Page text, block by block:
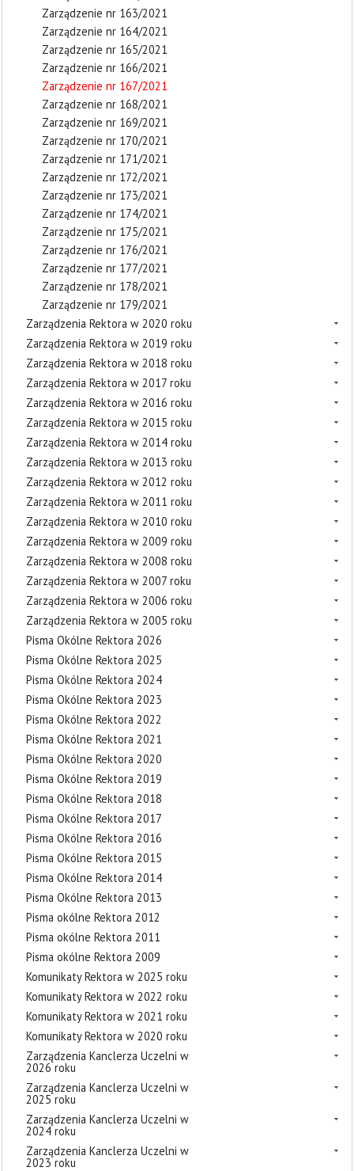
Zarządzenie nr 163/2021
Zarządzenie nr 164/2021
Zarządzenie nr 165/2021
Zarządzenie nr 166/2021
Zarządzenie nr 167/2021
Zarządzenie nr 168/2021
Zarządzenie nr 169/2021
Zarządzenie nr 170/2021
Zarządzenie nr 171/2021
Zarządzenie nr 172/2021
Zarządzenie nr 173/2021
Zarządzenie nr 174/2021
Zarządzenie nr 175/2021
Zarządzenie nr 176/2021
Zarządzenie nr 177/2021
Zarządzenie nr 178/2021
Zarządzenie nr 179/2021
Zarządzenia Rektora w 2020 roku
Zarządzenia Rektora w 2019 roku
Zarządzenia Rektora w 2018 roku
Zarządzenia Rektora w 2017 roku
Zarządzenia Rektora w 2016 roku
Zarządzenia Rektora w 2015 roku
Zarządzenia Rektora w 2014 roku
Zarządzenia Rektora w 2013 roku
Zarządzenia Rektora w 2012 roku
Zarządzenia Rektora w 2011 roku
Zarządzenia Rektora w 2010 roku
Zarządzenia Rektora w 2009 roku
Zarządzenia Rektora w 2008 roku
Zarządzenia Rektora w 2007 roku
Zarządzenia Rektora w 2006 roku
Zarządzenia Rektora w 2005 roku
Pisma Okólne Rektora 2026
Pisma Okólne Rektora 2025
Pisma Okólne Rektora 2024
Pisma Okólne Rektora 2023
Pisma Okólne Rektora 2022
Pisma Okólne Rektora 2021
Pisma Okólne Rektora 2020
Pisma Okólne Rektora 2019
Pisma Okólne Rektora 2018
Pisma Okólne Rektora 2017
Pisma Okólne Rektora 2016
Pisma Okólne Rektora 2015
Pisma Okólne Rektora 2014
Pisma Okólne Rektora 2013
Pisma okólne Rektora 2012
Pisma okólne Rektora 2011
Pisma okólne Rektora 2009
Komunikaty Rektora w 2025 roku
Komunikaty Rektora w 2022 roku
Komunikaty Rektora w 2021 roku
Komunikaty Rektora w 2020 roku
Zarządzenia Kanclerza Uczelni w
2026 roku
Zarządzenia Kanclerza Uczelni w
2025 roku
Zarządzenia Kanclerza Uczelni w
2024 roku
Zarządzenia Kanclerza Uczelni w
2023 roku